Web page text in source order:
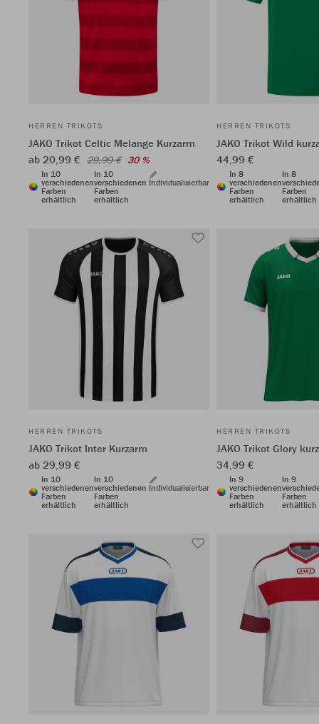
HERREN TRIKOTS
JAKO Trikot Celtic Melange Kurzarm
ab 20,99 € 29,99 € 30 %
In 10
verschiedenen
Farben
erhältlich
In 10
verschiedenen
Farben
erhältlich
Individualisierbar
HERREN TRIKOTS
JAKO Trikot Wild
44,99 €
In 8
verschiedenen
Farben
erhältlich
In 8
Farben
erhältlich
HERREN TRIKOTS
JAKO Trikot Inter Kurzarm
ab 29,99 €
In 10
verschiedenen
Farben
erhältlich
In 10
verschiedenen
Farben
erhältlich
Individualisierbar
HERREN TRIKOTS
JAKO Trikot Glory
34,99 €
In 9
verschiedenen
Farben
erhältlich
In 9
Farben
erhältlich